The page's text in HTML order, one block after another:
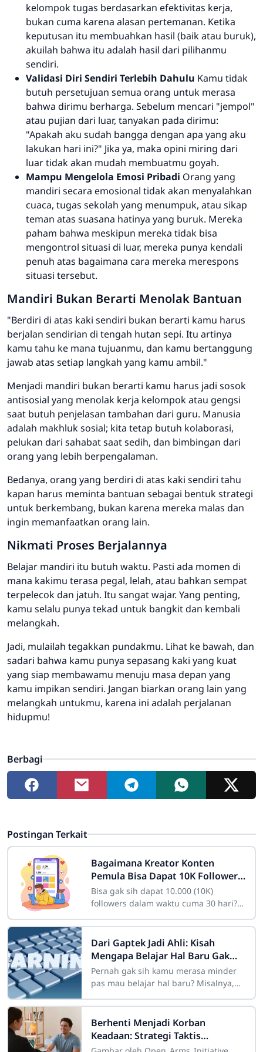
kelompok tugas berdasarkan efektivitas kerja,
bukan cuma karena alasan pertemanan. Ketika
keputusan itu membuahkan hasil (baik atau buruk),
akuilah bahwa itu adalah hasil dari pilihanmu
sendiri.
Validasi Diri Sendiri Terlebih Dahulu Kamu tidak
butuh persetujuan semua orang untuk merasa
bahwa dirimu berharga. Sebelum mencari "jempol"
atau pujian dari luar, tanyakan pada dirimu:
"Apakah aku sudah bangga dengan apa yang aku
lakukan hari ini?" Jika ya, maka opini miring dari
luar tidak akan mudah membuatmu goyah.
Mampu Mengelola Emosi Pribadi Orang yang
mandiri secara emosional tidak akan menyalahkan
cuaca, tugas sekolah yang menumpuk, atau sikap
teman atas suasana hatinya yang buruk. Mereka
paham bahwa meskipun mereka tidak bisa
mengontrol situasi di luar, mereka punya kendali
penuh atas bagaimana cara mereka merespons
situasi tersebut.
Mandiri Bukan Berarti Menolak Bantuan
"Berdiri di atas kaki sendiri bukan berarti kamu harus
berjalan sendirian di tengah hutan sepi. Itu artinya
kamu tahu ke mana tujuanmu, dan kamu bertanggung
jawab atas setiap langkah yang kamu ambil."
Menjadi mandiri bukan berarti kamu harus jadi sosok
antisosial yang menolak kerja kelompok atau gengsi
saat butuh penjelasan tambahan dari guru. Manusia
adalah makhluk sosial; kita tetap butuh kolaborasi,
pelukan dari sahabat saat sedih, dan bimbingan dari
orang yang lebih berpengalaman.
Bedanya, orang yang berdiri di atas kaki sendiri tahu
kapan harus meminta bantuan sebagai bentuk strategi
untuk berkembang, bukan karena mereka malas dan
ingin memanfaatkan orang lain.
Nikmati Proses Berjalannya
Belajar mandiri itu butuh waktu. Pasti ada momen di
mana kakimu terasa pegal, lelah, atau bahkan sempat
terpelecok dan jatuh. Itu sangat wajar. Yang penting,
kamu selalu punya tekad untuk bangkit dan kembali
melangkah.
Jadi, mulailah tegakkan pundakmu. Lihat ke bawah, dan
sadari bahwa kamu punya sepasang kaki yang kuat
yang siap membawamu menuju masa depan yang
kamu impikan sendiri. Jangan biarkan orang lain yang
melangkah untukmu, karena ini adalah perjalanan
hidupmu!
Berbagi
Postingan Terkait
Bagaimana Kreator Konten
Pemula Bisa Dapat 10K Followers
dalam Sebulan
Bisa gak sih dapat 10.000 (10K)
followers dalam waktu cuma 30 hari?
membuat akun, angka itu mungkin
kelihatan fiktif
Dari Gaptek Jadi Ahli: Kisah
Mengapa Belajar Hal Baru Gak
Pernah Mengenal Kata Terlambat
Pernah gak sih kamu merasa minder
pas mau belajar hal baru? Misalnya,
atau memahami teknologi AI yang lagi
tren,
Berhenti Menjadi Korban
Keadaan: Strategi Taktis
Menghapus Sifat Buruk untuk